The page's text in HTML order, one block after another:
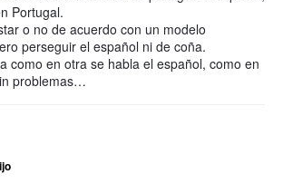
Portugal.
o no de acuerdo con un modelo
perseguir el español ni de coña.
como en otra se habla el español, como en
problemas…